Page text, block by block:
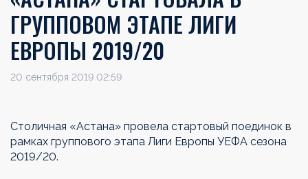
ГРУППОВОМ ЭТАПЕ ЛИГИ
ЕВРОПЫ 2019/20
20 сентября 2019 02:59
Столичная «Астана» провела стартовый поединок в
рамках группового этапа Лиги Европы УЕФА сезона
2019/20.